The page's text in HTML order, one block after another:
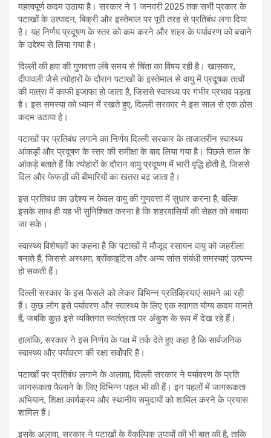
महत्वपूर्ण कदम उठाया है। सरकार ने 1 जनवरी 2025 तक सभी प्रकार के
पटाखों के उत्पादन, बिक्री और इस्तेमाल पर पूरी तरह से प्रतिबंध लगा दिया
है। यह निर्णय प्रदूषण के स्तर को कम करने और शहर के पर्यावरण को बचाने
के उद्देश्य से लिया गया है।
दिल्ली की हवा की गुणवत्ता लंबे समय से चिंता का विषय रही है। खासकर,
दीपावली जैसे त्योहारों के दौरान पटाखों के इस्तेमाल से वायु में प्रदूषक तत्वों
की मात्रा में काफी इजाफा हो जाता है, जिससे स्वास्थ्य पर गंभीर प्रभाव पड़ता
है। इस समस्या को ध्यान में रखते हुए, दिल्ली सरकार ने इस साल से एक ठोस
कदम उठाया है।
पटाखों पर प्रतिबंध लगाने का निर्णय दिल्ली सरकार के ताजातरीन स्वास्थ्य
आंकड़ों और प्रदूषण के स्तर की समीक्षा के बाद लिया गया है। पिछले साल के
आंकड़े बताते हैं कि त्योहारों के दौरान वायु प्रदूषण में भारी वृद्धि होती है, जिससे
दिल और फेफड़ों की बीमारियों का खतरा बढ़ जाता है।
इस प्रतिबंध का उद्देश्य न केवल वायु की गुणवत्ता में सुधार करना है, बल्कि
इसके साथ ही यह भी सुनिश्चित करना है कि शहरवासियों की सेहत को बचाया
जा सके।
स्वास्थ्य विशेषज्ञों का कहना है कि पटाखों में मौजूद रसायन वायु को जहरीला
बनाते हैं, जिससे अस्थमा, ब्रोंकाइटिस और अन्य सांस संबंधी समस्याएं उत्पन्न
हो सकती हैं।
दिल्ली सरकार के इस फैसले को लेकर विभिन्न प्रतिक्रियाएं सामने आ रही
हैं। कुछ लोग इसे पर्यावरण और स्वास्थ्य के लिए एक स्वागत योग्य कदम मानते
हैं, जबकि कुछ इसे व्यक्तिगत स्वतंत्रता पर अंकुश के रूप में देख रहे हैं।
हालांकि, सरकार ने इस निर्णय के पक्ष में तर्क देते हुए कहा है कि सार्वजनिक
स्वास्थ्य और पर्यावरण की रक्षा सर्वोपरि है।
पटाखों पर प्रतिबंध लगाने के अलावा, दिल्ली सरकार ने पर्यावरण के प्रति
जागरूकता फैलाने के लिए विभिन्न पहल भी की हैं। इन पहलों में जागरूकता
अभियान, शिक्षा कार्यक्रम और स्थानीय समुदायों को शामिल करने के प्रयास
शामिल हैं।
इसके अलावा, सरकार ने पटाखों के वैकल्पिक उपायों की भी बात की है, ताकि